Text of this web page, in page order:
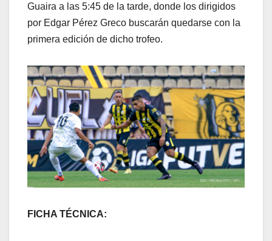
Guaira a las 5:45 de la tarde, donde los dirigidos
por Edgar Pérez Greco buscarán quedarse con la
primera edición de dicho trofeo.
FICHA TÉCNICA: